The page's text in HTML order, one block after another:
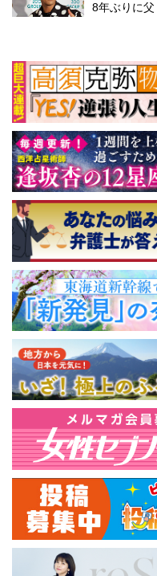
8年ぶりに父
ていたが…